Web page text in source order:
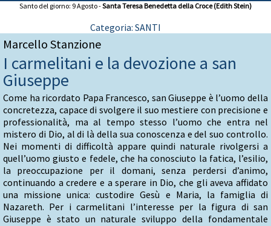
Santo del giorno: 9 Agosto -Santa Teresa Benedetta della Croce (Edith Stein)
Categoria: SANTI
Marcello Stanzione
I carmelitani e la devozione a san
Giuseppe
Come ha ricordato Papa Francesco, san Giuseppe è l’uomo della
concretezza, capace di svolgere il suo mestiere con precisione e
professionalità, ma al tempo stesso l’uomo che entra nel
mistero di Dio, al di là della sua conoscenza e del suo controllo.
Nei momenti di difficoltà appare quindi naturale rivolgersi a
quell’uomo giusto e fedele, che ha conosciuto la fatica, l’esilio,
la preoccupazione per il domani, senza perdersi d’animo,
continuando a credere e a sperare in Dio, che gli aveva affidato
una missione unica: custodire Gesù e Maria, la famiglia di
Nazareth. Per i carmelitani l’interesse per la figura di san
Giuseppe è stato un naturale sviluppo della fondamentale